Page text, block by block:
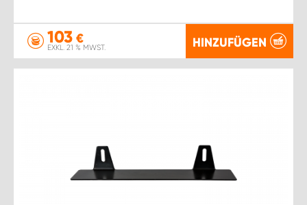
103 €
EXKL. 21 % MWST. HINZUFÜGEN